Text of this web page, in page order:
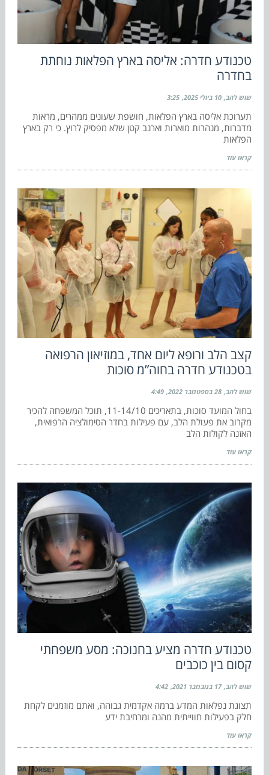
טכנודע חדרה: אליסה בארץ הפלאות נוחתת
בחדרה
שוש להב 10 ביולי 2025 3:25
תערוכת אליסה בארץ הפלאות, חושפת שעונים ממהרים, מראות
מדברות, מנהרות מוארות וארנב קטן שלא מפסיק לרוץ. כי רק בארץ
הפלאות
קראו עוד
קצב הלב ורופא ליום אחד, במוזיאון הרפואה
בטכנודע חדרה בחוה”מ סוכות
שוש להב 28 בספטמבר 2022 4:49
בחול המועד סוכות, בתאריכים 11-14/10, תוכל המשפחה להכיר
מקרוב את פעולת הלב, עם פעילות בחדר הסימולציה הרפואית,
האזנה לקולות הלב
קראו עוד
טכנודע חדרה מציע בחנוכה: מסע משפחתי
קסום בין כוכבים
שוש להב 17 בנובמבר 2021 4:42
תצוגת נפלאות המדע ברמה אקדמית גבוהה, ואתם מוזמנים לקחת
חלק בפעילות חווייתית מהנה ומרחיבת ידע
קראו עוד